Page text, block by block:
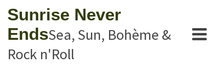
Sunrise Never
EndsSea, Sun, Bohème &
Rock n'Roll